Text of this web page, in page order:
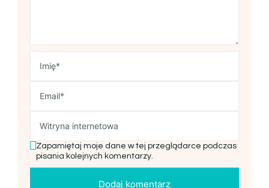
Zapamiętaj moje dane w tej przeglądarce podczas
pisania kolejnych komentarzy.